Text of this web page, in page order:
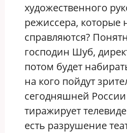
художественного
режиссера, которые
справляются?
господин Шуб,
потом будет
на кого пойдут
сегодняшней России
тиражирует
есть разрушение